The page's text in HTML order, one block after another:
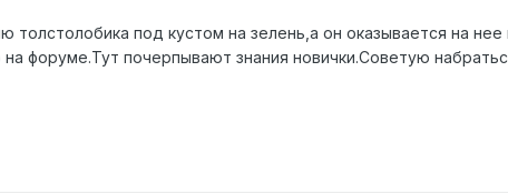
толстолобика под кустом на зелень,а он оказывается на
форуме.Тут почерпывают знания новички.Советую